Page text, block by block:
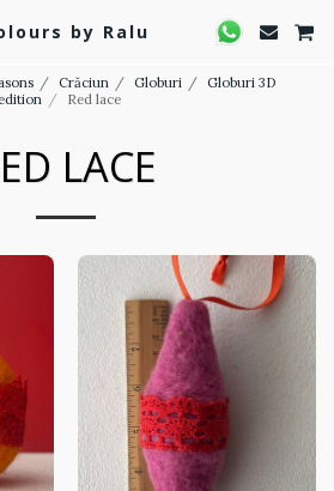
by Ralu
Crăciun Globuri
Globuri 3D
Red lace
LACE